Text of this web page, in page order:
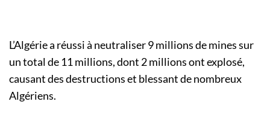
L’Algérie a réussi à neutraliser 9 millions de mines sur
un total de 11 millions, dont 2 millions ont explosé,
causant des destructions et blessant de nombreux
Algériens.